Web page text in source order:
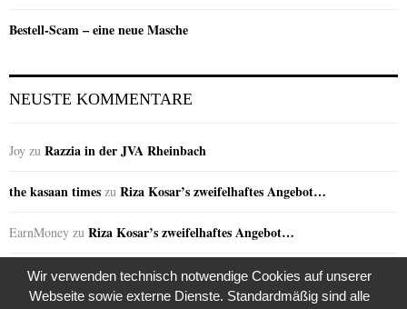
Bestell-Scam – eine neue Masche
NEUSTE KOMMENTARE
Joy zu Razzia in der JVA Rheinbach
the kasaan times zu Riza Kosar’s zweifelhaftes Angebot…
EarnMoney zu Riza Kosar’s zweifelhaftes Angebot…
the kasaan timeszu Razzia in der JVA Rheinbach
Wir verwenden technisch notwendige Cookies auf unserer
Webseite sowie externe Dienste. Standardmäßig sind alle